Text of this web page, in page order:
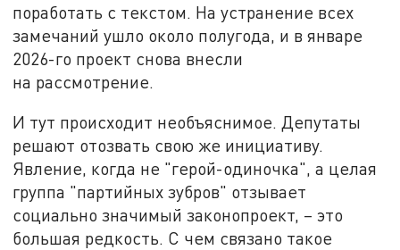
поработать с текстом. На устранение всех
замечаний ушло около полугода, и в январе
2026-го проект снова внесли
на рассмотрение.
И тут происходит необъяснимое. Депутаты
решают отозвать свою же инициативу.
Явление, когда не "герой-одиночка", а целая
группа "партийных зубров" отзывает
социально значимый законопроект, – это
большая редкость. С чем связано такое